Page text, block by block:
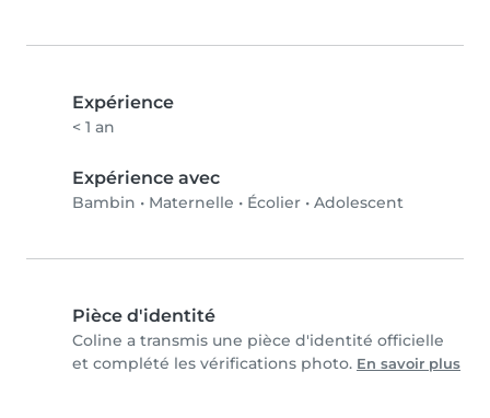
Expérience
< 1 an
Expérience avec
Bambin • Maternelle • Écolier • Adolescent
Pièce d'identité
Coline a transmis une pièce d'identité officielle
et complété les vérifications photo. En savoir plus